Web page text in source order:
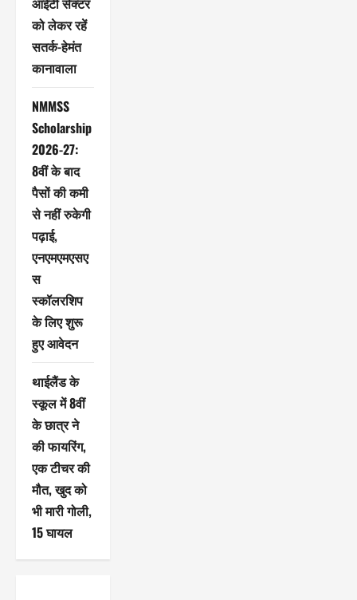
को लेकर रहें
सतर्क-हेमंत
कानावाला
NMMSS
Scholarship
2026-27:
8वीं के बाद
पैसों की कमी
से नहीं रुकेगी
पढ़ाई,
एनएमएमएसए
स
स्कॉलरशिप
के लिए शुरू
हुए आवेदन
थाईलैंड के
स्कूल में 8वीं
के छात्र ने
की फायरिंग,
एक टीचर की
मौत, खुद को
भी मारी गोली,
15 घायल